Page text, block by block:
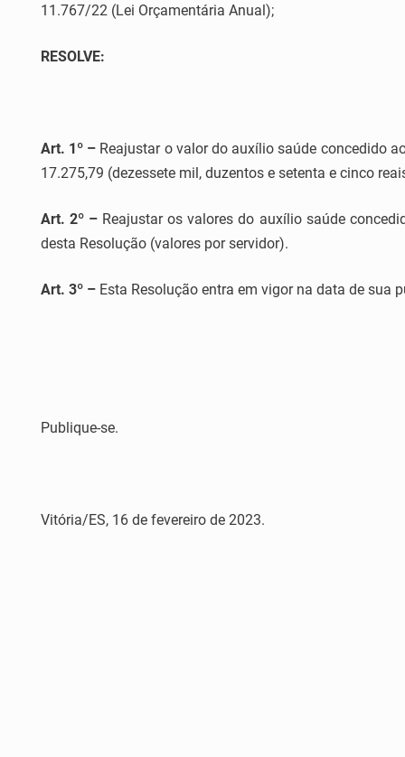
11.767/22 (Lei Orçamentária Anual);
RESOLVE:
Art. 1º – Reajustar o valor do auxílio saúde concedido
17.275,79 (dezessete mil, duzentos e setenta e cinco
Art. 2º – Reajustar os valores do auxílio saúde
desta Resolução (valores por servidor).
Art. 3º –Esta Resolução entra em vigor na data de sua
Publique-se.
Vitória/ES, 16 de fevereiro de 2023.